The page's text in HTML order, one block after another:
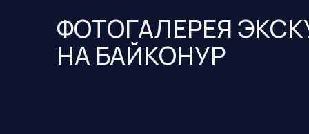
ФОТОГАЛЕРЕЯ
НА БАЙКОНУР